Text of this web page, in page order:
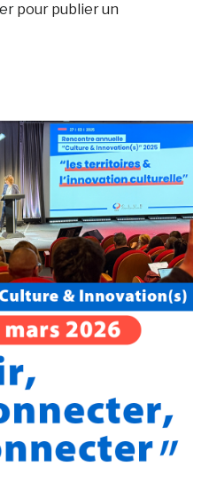
pour publier un